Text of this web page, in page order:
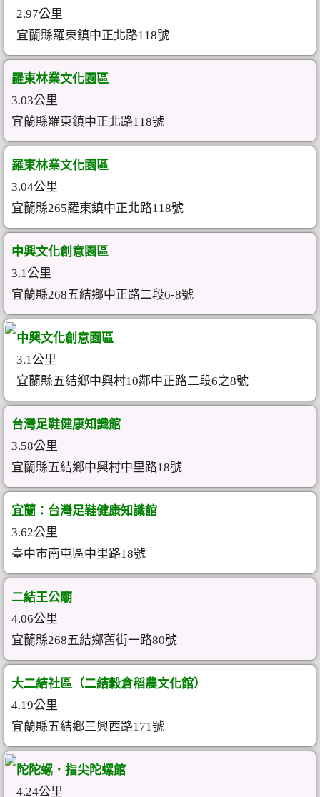
2.97公里
宜蘭縣羅東鎮中正北路118號
羅東林業文化園區
3.03公里
宜蘭縣羅東鎮中正北路118號
羅東林業文化園區
3.04公里
宜蘭縣265羅東鎮中正北路118號
中興文化創意園區
3.1公里
宜蘭縣268五結鄉中正路二段6-8號
中興文化創意園區
3.1公里
宜蘭縣五結鄉中興村10鄰中正路二段6之8號
台灣足鞋健康知識館
3.58公里
宜蘭縣五結鄉中興村中里路18號
宜蘭：台灣足鞋健康知識館
3.62公里
臺中市南屯區中里路18號
二結王公廟
4.06公里
宜蘭縣268五結鄉舊街一路80號
大二結社區（二結穀倉稻農文化館）
4.19公里
宜蘭縣五結鄉三興西路171號
陀陀螺．指尖陀螺館
4.24公里